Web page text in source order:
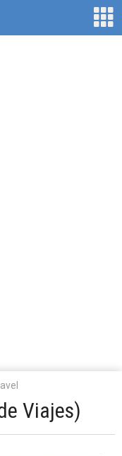
Viajes)